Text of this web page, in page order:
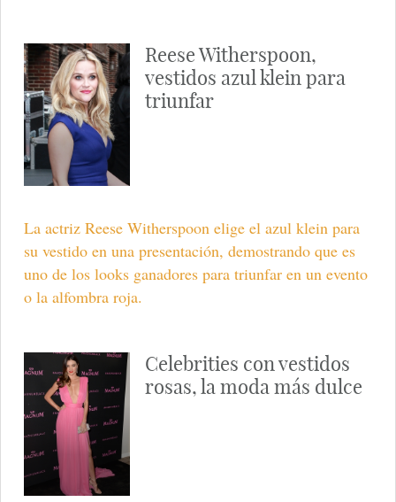
Reese Witherspoon,
vestidos azul klein para
triunfar
La actriz Reese Witherspoon elige el azul klein para
su vestido en una presentación, demostrando que es
uno de los looks ganadores para triunfar en un evento
o la alfombra roja.
Celebrities con vestidos
rosas, la moda más dulce